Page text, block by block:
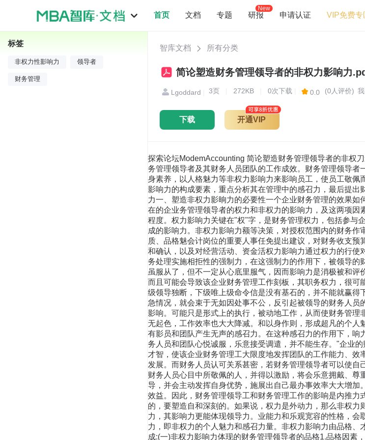
首页 文档 专题 研报
New
申请认证 VIP免费专
智库文档 所有分类
简论塑造财务管理领导者的非权力影响力
Lgoddard 3页 272KB 0次下载 0.0 (0人评价)
下载 开通VIP
探索论坛ModemAccounting 简论塑造财务管理领导者的非权
务管理领导者及其财务人员团队的工作成效。财务管理领导
身素养，以人格魅力等非权力影响力来影响员工，使员工敬
影响力的构成要素，重点分析其在管理中的感召力，最后提
力一、塑造非权力影晌力的必要性一个企业财务管理的效果
在的企业务管理领导者的权力和非权力的影响力，及这两项
程度。权力影响力关键在"权"字，是财务管理权力，包括参与
成的影响力。非权力影响力额等决策，对授权范围内的财务
质、品格魅会计岗位的重要人事任免提出建议，对财务收支
和确认，以及对经营活动、资金活权力影响力通过权力的行
务处理实施相拒性的强制力，在这强制力的作用下，被领导
虽服从了，但不一定从心底里服气，因而影响力是消极被和
而且可能会导致该企业财务管理工作刻板，其职务权力，很
级领导独断，下级唯上级命令信是没有基石的，并不能就赢
急情况，就会束于无如因处事不公，反引起被领导的财务人
影响。可能只是形式上的执行，被动地工作，从而使财务管
无起色，工作效率也大大降减。和以身作则，形成超凡的个
有影员和团队产生无声的感召力。在这种感召力的作用下，
务人员和团队心悦诚服，乐意接受调遣，并不能生存。"企业
才智，使该企业财务管理工大限度地发挥团队的工作能力、
发展。而财务人员认可关系甚密，若财务管理领导者可以使
财务人员心目中所敬佩的人，并得以激励，将会乐意拥戴、
导，并会主动发挥自身优势，施展出自己最办事效率大大增
效益。因此，财务管理领导工和财务管理工作的影响是内推
的，要塑造自和深刻的。如果说，权力是外动力，那么非权
力，其影响力更能体现领导力。业能力和乐观宽容的性格，
力，即非权力的个人魅力和感召力量。非权力影响力由品格
成:(一)非权力影响力体现的财务管理领导者的品格1.品格因素
标签
非权力性影响力 领导者
财务管理